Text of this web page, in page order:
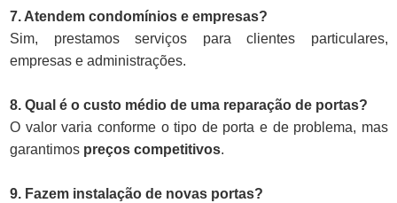
7. Atendem condomínios e empresas?
Sim, prestamos serviços para clientes particulares,
empresas e administrações.
8. Qual é o custo médio de uma reparação de portas?
O valor varia conforme o tipo de porta e de problema, mas
garantimos preços competitivos.
9. Fazem instalação de novas portas?